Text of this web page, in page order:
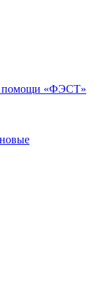
помощи «ФЭСТ»